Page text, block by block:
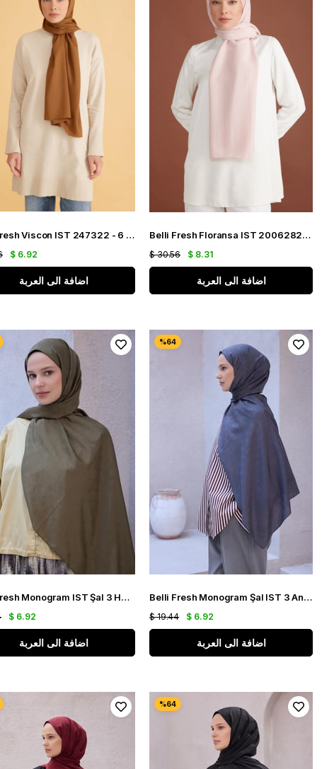
Belli Fresh Viscon IST 247322 - 6 Kiremit Düz Renk Şal
$ 6.92
اضافة الى العربة
Belli Fresh Floransa IST 2006282 - 3 Pudra Pembe Düz Renk Tensel Şal
$ 8.31
$ 30.56
اضافة الى العربة
Belli Fresh Monogram IST Şal 3 Haki 107
$ 6.92
اضافة الى العربة
Belli Fresh Monogram Şal IST 3 Antrasit 106
$ 6.92
$ 19.44
اضافة الى العربة